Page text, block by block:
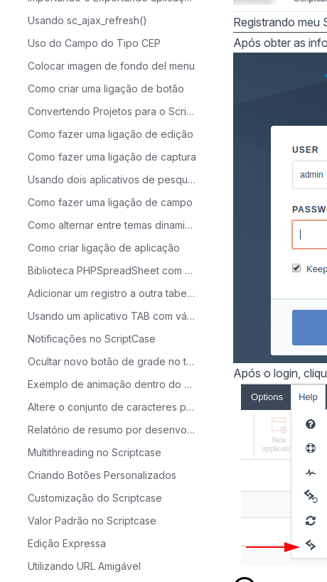
Usando sc_ajax_refresh()
Uso do Campo do Tipo CEP
Colocar imagen de fondo del menu
Como criar uma ligação de botão
Convertendo Projetos para o Scriptcase 9
Como fazer uma ligação de edição
Como fazer uma ligação de captura
Usando dois aplicativos de pesquisa para acessar um formulário
Como fazer uma ligação de campo
Como alternar entre temas dinamicamente atráves da aplicação de Menu
Como criar ligação de aplicação
Biblioteca PHPSpreadSheet com Scriptcase
Adicionar um registro a outra tabela de uma condição
Usando um aplicativo TAB com vários aplicativos e com um único parâmetro
Notificações no ScriptCase
Ocultar novo botão de grade no tempo de execução
Exemplo de animação dentro do scriptcase
Altere o conjunto de caracteres para visualizar os registros.
Relatório de resumo por desenvolvedor
Multithreading no Scriptcase
Criando Botões Personalizados
Customização do Scriptcase
Valor Padrão no Scriptcase
Edição Expressa
Utilizando URL Amigável
Registrando meu
Após obter as
Após o login,